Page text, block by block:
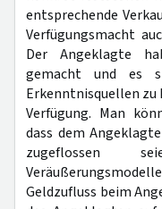
entsprechende
Verfügungsmacht
Der Angeklagte
gemacht und es
Erkenntnisquellen zu
Verfügung. Man
dass dem
zugeflossen
Geldzufluss beim